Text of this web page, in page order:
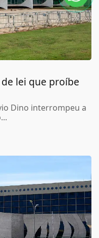
lei que proíbe
Dino interrompeu a